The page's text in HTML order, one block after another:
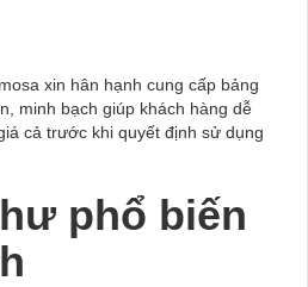
xin hân hạnh cung cấp bảng
minh bạch giúp khách hàng dễ
cả trước khi quyết định sử dụng
phổ biến